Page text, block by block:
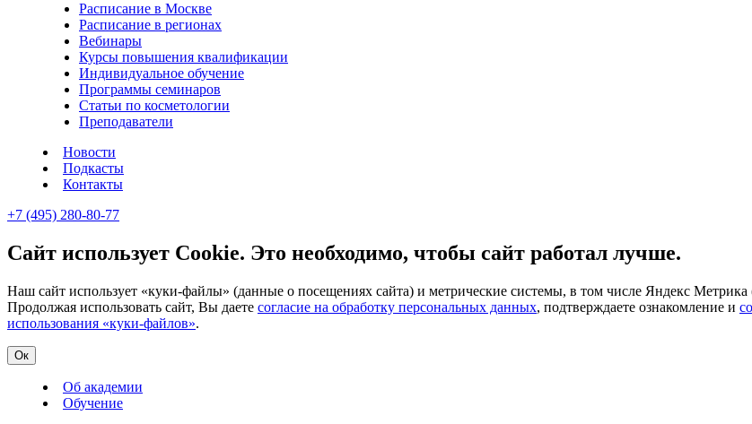
Расписание в Москве
Расписание в регионах
Вебинары
Курсы повышения квалификации
Индивидуальное обучение
Программы семинаров
Статьи по косметологии
Преподаватели
Новости
Подкасты
Контакты
+7 (495) 280-80-77
Сайт использует Cookie. Это необходимо, чтобы сайт работал лучше.
Наш сайт использует «куки-файлы» (данные о посещениях сайта) и метрические системы, в том числе Яндекс
Продолжая использовать сайт, Вы даете согласие на обработку персональных данных, подтверждаете ознакомление и
использования «куки-файлов».
Ок
Об академии
Обучение